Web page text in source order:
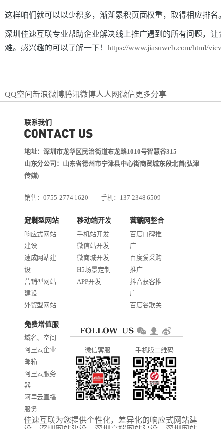
这样咱们就可以以少积多，渐渐累积页面权重，取得相应排名
深圳佳速互联专业帮助企业解决线上推广遇到的所有问题，让
难。感兴趣的可以了解一下！ https://www.jiasuweb.com/html/
QQ空间 新浪微博腾讯微博人人网微信更多分享
联系我们
地址：深圳市龙华区民治街道布龙路1010号智慧谷315
山东分公司：山东省德州市宁津县中心街商贸城东段北首(弘津
传媒)
销售：0755-2774 1620
手机：137 2348 6509
邮箱：services@jiasuweb.com
定制型网站开发
响应式网站
建设
速成网站建
设
营销型网站
建设
外贸型网站
商城网站开
发
门户信息平
台开发
移动端开发
手机站开发
微信站开发
微商城开发
H5场景定制
APP开发
互联网整合营销
百度口碑推
广
百度爱采购
推广
抖音获客推
广
百度谷歌关
AI智能发布
免费增值服务
域名、空间
阿里云企业
邮箱
阿里云服务
器
阿里云直播
服务
阿里云ICP备
微信客服 手机版二维码
佳速互联为您提供个性化，差异化的响应式网站建